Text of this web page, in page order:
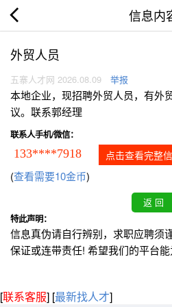
信息内
外贸人员
五寨人才网 2026.08.09 举报
本地企业，现招聘外贸人员，有外
议。联系郭经理
联系人手机/微信：
133****7918 点击查看完整
(查看需要10金币)
特此声明：
信息真伪请自行辨别，求职应聘须
保证或连带责任! 希望我们的平台能
[联系客服] [最新找人才]